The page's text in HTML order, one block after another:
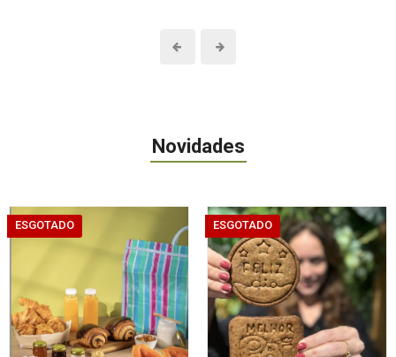
Novidades
ESGOTADO ESGOTADO